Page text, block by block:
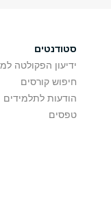
סטודנטים
ידיעון הפקולטה
חיפוש קורסים
הודעות לתלמידים
טפסים